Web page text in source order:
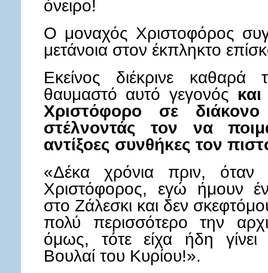
όνειρο!
Ο μοναχός Χριστοφόρος
μετάνοια στον έκπληκτο
Εκείνος διέκρινε
θαυμαστό αυτό γεγονός
Χριστόφορο σε
στέλνοντάς τον να
αντίξοες συνθήκες τον
«Δέκα χρόνια πριν,
Χριστόφορος, εγώ ήμουν
στο Ζάλεσκι και δεν
πολύ περισσότερο την
όμως, τότε είχα ήδη
Βουλαί του Κυρίου!».